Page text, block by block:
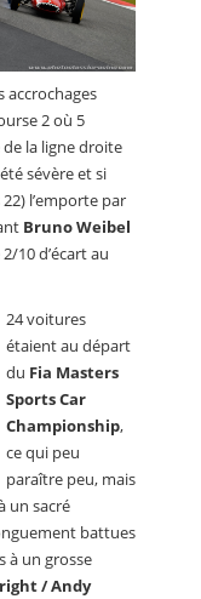
accrochages
2 où 5
de la ligne droite
sévère et si
l’emporte par
Bruno Weibel
10 d’écart au
24 voitures
étaient au départ
du Fia Masters
Sports Car
Championship,
ce qui peu
paraître peu, mais
un sacré
battues
à un grosse
/ Andy